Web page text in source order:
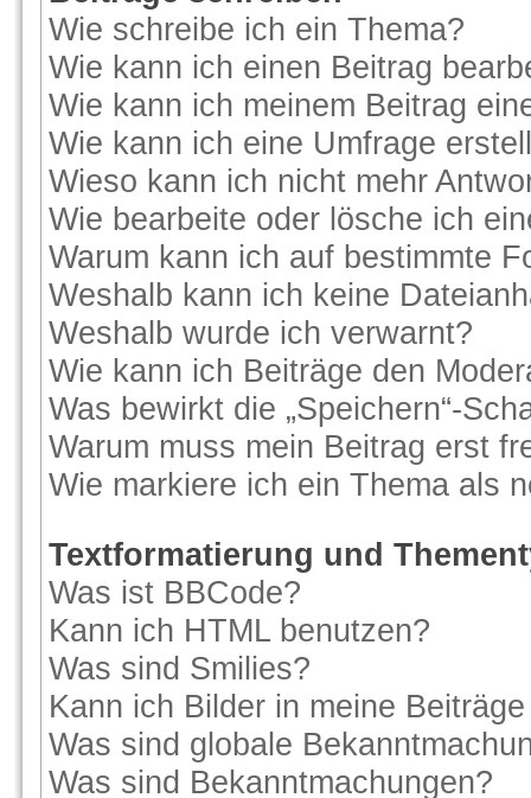
Wie schreibe ich ein Thema?
Wie kann ich einen Beitrag
Wie kann ich meinem Beitrag
Wie kann ich eine Umfrage
Wieso kann ich nicht mehr
Wie bearbeite oder lösche ich
Warum kann ich auf bestimmte
Weshalb kann ich keine
Weshalb wurde ich verwarnt?
Wie kann ich Beiträge den
Was bewirkt die „Speichern“-
Warum muss mein Beitrag erst
Wie markiere ich ein Thema als
Textformatierung und
Was ist BBCode?
Kann ich HTML benutzen?
Was sind Smilies?
Kann ich Bilder in meine
Was sind globale
Was sind Bekanntmachungen?